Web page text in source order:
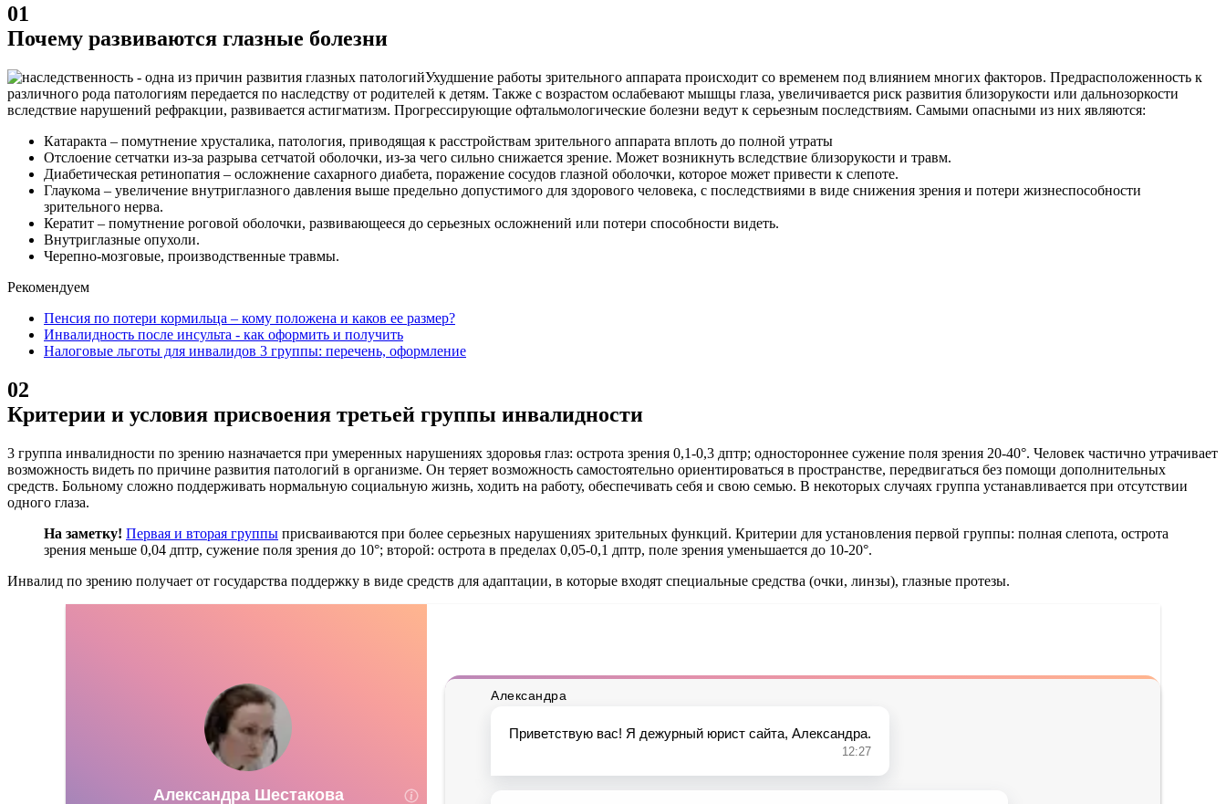
01
Почему развиваются глазные болезни
Ухудшение работы зрительного аппарата происходит со временем под влиянием многих факторов. Предрасположенность к
различного рода патологиям передается по наследству от родителей к детям. Также с возрастом ослабевают мышцы глаза, увеличивается риск развития близорукости или дальнозоркости
вследствие нарушений рефракции, развивается астигматизм. Прогрессирующие офтальмологические болезни ведут к серьезным последствиям. Самыми опасными из них являются:
Катаракта – помутнение хрусталика, патология, приводящая к расстройствам зрительного аппарата вплоть до полной утраты
Отслоение сетчатки из-за разрыва сетчатой оболочки, из-за чего сильно снижается зрение. Может возникнуть вследствие близорукости и травм.
Диабетическая ретинопатия – осложнение сахарного диабета, поражение сосудов глазной оболочки, которое может привести к слепоте.
Глаукома – увеличение внутриглазного давления выше предельно допустимого для здорового человека, с последствиями в виде снижения зрения и потери жизнеспособности
зрительного нерва.
Кератит – помутнение роговой оболочки, развивающееся до серьезных осложнений или потери способности видеть.
Внутриглазные опухоли.
Черепно-мозговые, производственные травмы.
Рекомендуем
Пенсия по потери кормильца – кому положена и каков ее размер?
Инвалидность после инсульта - как оформить и получить
Налоговые льготы для инвалидов 3 группы: перечень, оформление
02
Критерии и условия присвоения третьей группы инвалидности
3 группа инвалидности по зрению назначается при умеренных нарушениях здоровья глаз: острота зрения 0,1-0,3 дптр; одностороннее сужение поля зрения 20-40°. Человек частично утрачивает
возможность видеть по причине развития патологий в организме. Он теряет возможность самостоятельно ориентироваться в пространстве, передвигаться без помощи дополнительных
средств. Больному сложно поддерживать нормальную социальную жизнь, ходить на работу, обеспечивать себя и свою семью. В некоторых случаях группа устанавливается при отсутствии
одного глаза.
На заметку! Первая и вторая группы присваиваются при более серьезных нарушениях зрительных функций. Критерии для установления первой группы: полная слепота, острота
зрения меньше 0,04 дптр, сужение поля зрения до 10°; второй: острота в пределах 0,05-0,1 дптр, поле зрения уменьшается до 10-20°.
Инвалид по зрению получает от государства поддержку в виде средств для адаптации, в которые входят специальные средства (очки, линзы), глазные протезы.